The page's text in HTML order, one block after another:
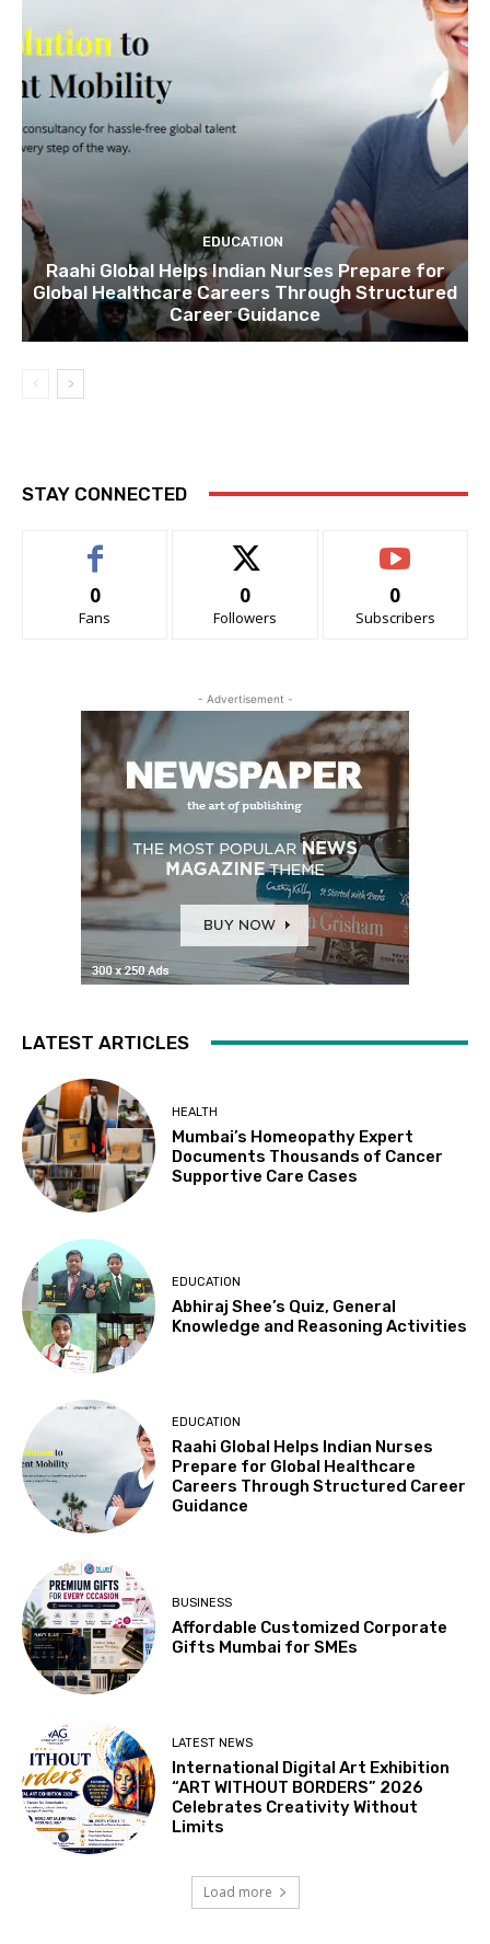
EDUCATION
Raahi Global Helps Indian Nurses Prepare for
Global Healthcare Careers Through Structured
Career Guidance
STAY CONNECTED
0
Fans
0
Followers
0
Subscribers
- Advertisement -
LATEST ARTICLES
HEALTH
Mumbai’s Homeopathy Expert
Documents Thousands of Cancer
Supportive Care Cases
EDUCATION
Abhiraj Shee’s Quiz, General
Knowledge and Reasoning Activities
EDUCATION
Raahi Global Helps Indian Nurses
Prepare for Global Healthcare
Careers Through Structured Career
Guidance
BUSINESS
Affordable Customized Corporate
Gifts Mumbai for SMEs
LATEST NEWS
International Digital Art Exhibition
“ART WITHOUT BORDERS” 2026
Celebrates Creativity Without
Limits
Load more